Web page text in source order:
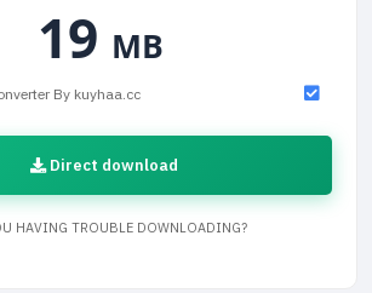
19 MB
By kuyhaa.cc
Direct download
HAVING TROUBLE DOWNLOADING?